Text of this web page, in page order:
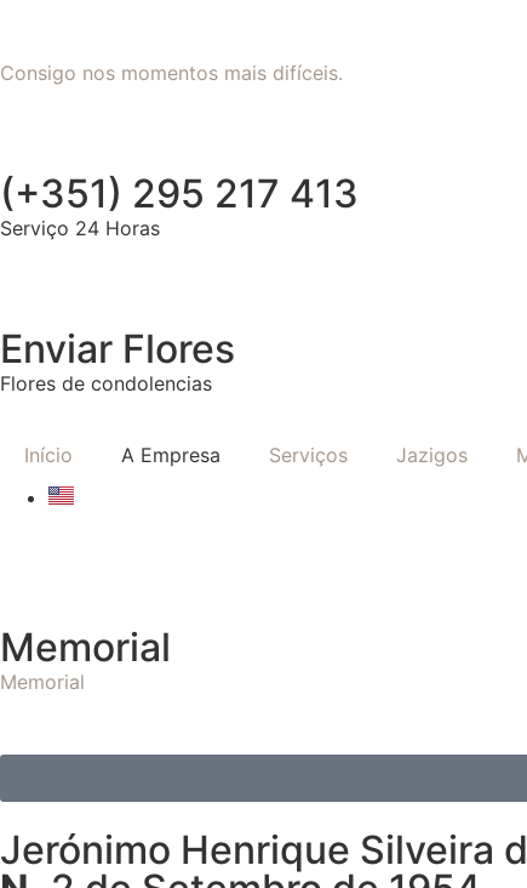
Consigo nos momentos mais difíceis.
(+351) 295 217 413
Serviço 24 Horas
Enviar Flores
Flores de condolencias
Início A Empresa Serviços Jazigos
Memorial
Memorial
Jerónimo Henrique Silveira